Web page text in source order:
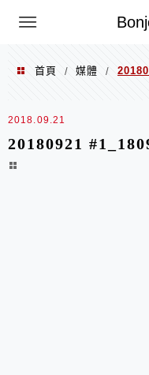
選單
首頁 / 媒體 /
2018.09.21
20180921